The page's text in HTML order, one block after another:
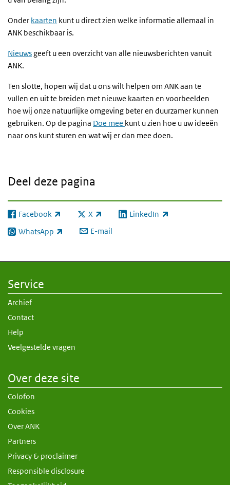
Onder kaarten kunt u direct zien welke informatie allemaal in
ANK beschikbaar is.
Nieuwsgeeft u een overzicht van alle nieuwsberichten vanuit
ANK.
Ten slotte, hopen wij dat u ons wilt helpen om ANK aan te
vullen en uit te breiden met nieuwe kaarten en voorbeelden
hoe wij onze natuurlijke omgeving beter en duurzamer kunnen
gebruiken. Op de pagina Doe mee kunt u zien hoe u uw ideeën
naar ons kunt sturen en wat wij er dan mee doen.
Deel deze pagina
Facebook
(externe link) X
(externe link) LinkedIn
(externe link)
WhatsApp
(externe link) E-mail
Service
Archief
Contact
Help
Veelgestelde vragen
Over deze site
Colofon
Cookies
Over ANK
Partners
Privacy & proclaimer
Responsible disclosure